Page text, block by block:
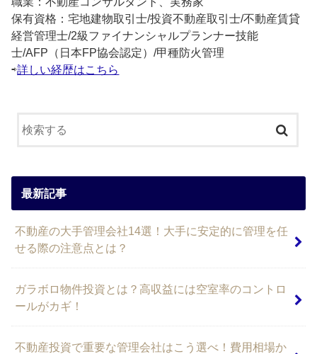
保有資格：宅地建物取引士/投資不動産取引士/不動産賃貸
経営管理士/2級ファイナンシャルプランナー技能
士/AFP（日本FP協会認定）/甲種防火管理
⇨詳しい経歴はこちら
最新記事
不動産の大手管理会社14選！大手に安定的に管理を任
せる際の注意点とは？
ガラボロ物件投資とは？高収益には空室率のコントロ
ールがカギ！
不動産投資で重要な管理会社はこう選べ！費用相場か